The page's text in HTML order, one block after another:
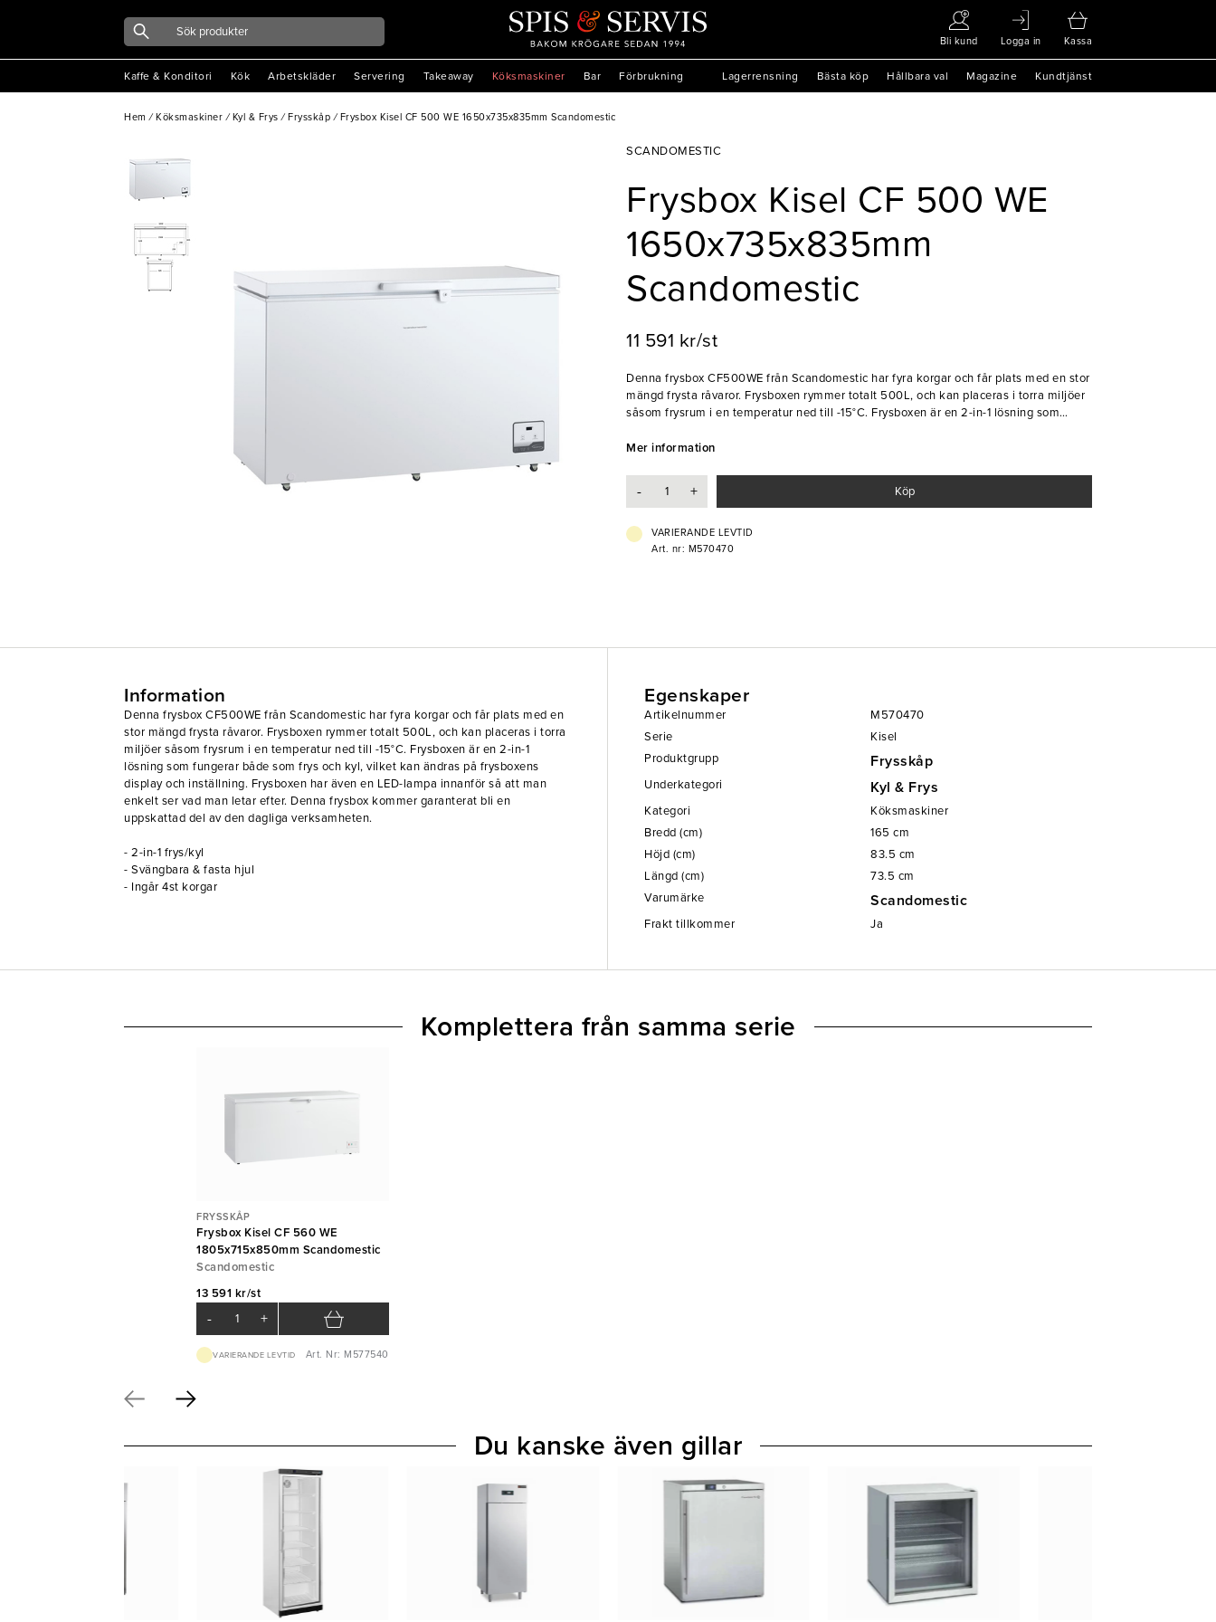
Bli kund Logga in Kassa
Kaffe & Konditori Kök Arbetskläder Servering Takeaway Köksmaskiner Bar Förbrukning Lagerrensning Bästa köp Hållbara val Magazine Kundtjänst
Hem / Köksmaskiner / Kyl & Frys / Frysskåp / Frysbox Kisel CF 500 WE 1650x735x835mm Scandomestic
SCANDOMESTIC
Frysbox Kisel CF 500 WE
1650x735x835mm
Scandomestic
11 591 kr/st
Denna frysbox CF500WE från Scandomestic har fyra korgar och får plats med en stor
mängd frysta råvaror. Frysboxen rymmer totalt 500L, och kan placeras i torra miljöer
såsom frysrum i en temperatur ned till -15°C. Frysboxen är en 2-in-1 lösning som
inställning. Frysboxen har även en LED-lampa innanför så att man enkelt ser vad man
- Svängbara & fasta hjul
- Ingår 4st korgar
Mer information
- + Köp
VARIERANDE LEVTID
Art. nr: M570470
Information
Denna frysbox CF500WE från Scandomestic har fyra korgar och får plats med en
stor mängd frysta råvaror. Frysboxen rymmer totalt 500L, och kan placeras i torra
miljöer såsom frysrum i en temperatur ned till -15°C. Frysboxen är en 2-in-1
lösning som fungerar både som frys och kyl, vilket kan ändras på frysboxens
display och inställning. Frysboxen har även en LED-lampa innanför så att man
enkelt ser vad man letar efter. Denna frysbox kommer garanterat bli en
uppskattad del av den dagliga verksamheten.
- 2-in-1 frys/kyl
- Svängbara & fasta hjul
- Ingår 4st korgar
Egenskaper
Artikelnummer
M570470
Serie
Kisel
Produktgrupp
Frysskåp
Underkategori Kyl & Frys
Kategori
Köksmaskiner
Bredd (cm)
165 cm
Höjd (cm)
83.5 cm
Längd (cm)
73.5 cm
Varumärke
Scandomestic
Frakt tillkommer Ja
FRYSSKÅP
Frysbox Kisel CF 560 WE
1805x715x850mm Scandomestic
Scandomestic
13 591 kr/st
- +
VARIERANDE LEVTID Art. Nr: M577540
Komplettera från samma serie
Du kanske även gillar